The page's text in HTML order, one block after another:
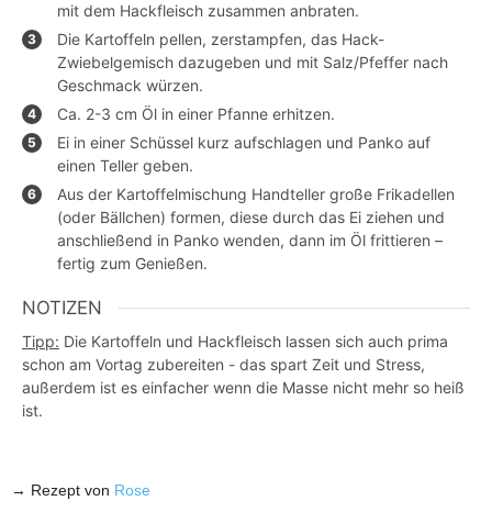
mit dem Hackfleisch zusammen anbraten.
Die Kartoffeln pellen, zerstampfen, das Hack-
Zwiebelgemisch dazugeben und mit Salz/Pfeffer nach
Geschmack würzen.
Ca. 2-3 cm Öl in einer Pfanne erhitzen.
Ei in einer Schüssel kurz aufschlagen und Panko auf
einen Teller geben.
Aus der Kartoffelmischung Handteller große Frikadellen
(oder Bällchen) formen, diese durch das Ei ziehen und
anschließend in Panko wenden, dann im Öl frittieren –
fertig zum Genießen.
NOTIZEN
Tipp: Die Kartoffeln und Hackfleisch lassen sich auch prima
schon am Vortag zubereiten - das spart Zeit und Stress,
außerdem ist es einfacher wenn die Masse nicht mehr so heiß
ist.
→ Rezept von Rose